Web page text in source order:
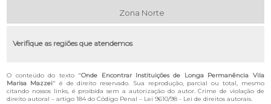
Zona Norte
Verifique as regiões que atendemos
O conteúdo do texto "Onde Encontrar Instituições de Longa Permanência Vila
Marisa Mazzei" é de direito reservado. Sua reprodução, parcial ou total, mesmo
citando nossos links, é proibida sem a autorização do autor. Crime de violação de
direito autoral – artigo 184 do Código Penal – Lei 9610/98 - Lei de direitos autorais.